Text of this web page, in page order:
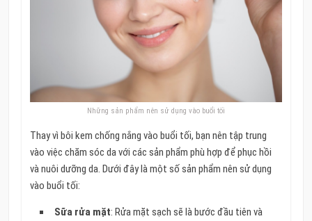
Những sản phẩm nên sử dụng vào buổi tối
Thay vì bôi kem chống nắng vào buổi tối, bạn nên tập trung
vào việc chăm sóc da với các sản phẩm phù hợp để phục hồi
và nuôi dưỡng da. Dưới đây là một số sản phẩm nên sử dụng
vào buổi tối:
Sữa rửa mặt: Rửa mặt sạch sẽ là bước đầu tiên và